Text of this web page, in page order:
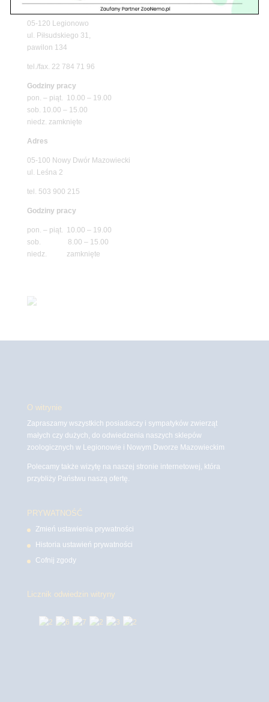
05-120 Legionowo
ul. Piłsudskiego 31,
pawilon 134
tel./fax. 22 784 71 96
Godziny pracy
pon. – piąt. 10.00 – 19.00
sob. 10.00 – 15.00
niedz. zamknięte
Adres
05-100 Nowy Dwór Mazowiecki
ul. Leśna 2
tel. 503 900 215
Godziny pracy
pon. – piąt. 10.00 – 19.00
sob. 8.00 – 15.00
niedz. zamknięte
O witrynie
Zapraszamy wszystkich posiadaczy i sympatyków zwierząt
małych czy dużych, do odwiedzenia naszych sklepów
zoologicznych w Legionowie i Nowym Dworze Mazowieckim
Polecamy także wizytę na naszej stronie internetowej, która
przybliży Państwu naszą ofertę.
PRYWATNOŚĆ
Zmień ustawienia prywatności
Historia ustawień prywatności
Cofnij zgody
Licznik odwiedzin witryny